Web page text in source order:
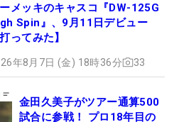
メッキのキャスコ『DW-125G
Spin』、9月11日デビュー
打ってみた】
年8月7日 (金) 18時36分 33
金田久美子がツアー通算500
試合に参戦！ プロ18年目の